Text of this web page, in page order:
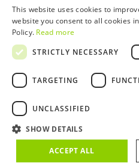
Noticias
Restaurantes
Tarjeta WOW
Grupos y eventos
Servicio educativo
© 2026
WOW
This website uses cookies to
website you consent to all cookies
Policy. Read more
STRICTLY NECESSARY
TARGETING
UNCLASSIFIED
SHOW DETAILS
ACCEPT ALL